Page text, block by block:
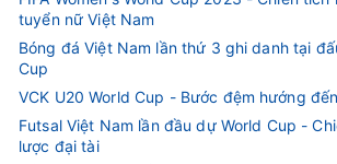
tuyển nữ Việt Nam
Bóng đá Việt Nam lần thứ 3 ghi danh tại
Cup
VCK U20 World Cup - Bước đệm hướng
Futsal Việt Nam lần đầu dự World Cup -
lược đại tài